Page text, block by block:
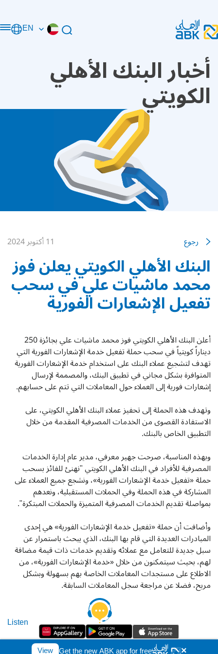
EN
أخبار البنك الأهلي
الكويتي
Listen
رجوع 11 أكتوبر 2024
البنك الأهلي الكويتي يعلن فوز
محمد ماشيات علي في سحب
تفعيل الإشعارات الفورية
أعلن البنك الأهلي الكويتي فوز محمد ماشيات علي بجائزة 250
ديناراً كويتياً في سحب حملة تفعيل خدمة الإشعارات الفورية التي
تهدف لتشجيع عملاء البنك على استخدام خدمة الإشعارات الفورية
المتوافرة بشكل مجاني في تطبيق البنك، والمصممة لإرسال
إشعارات فورية إلى العملاء حول المعاملات التي تتم على حسابهم.
وتهدف هذه الحملة إلى تحفيز عملاء البنك الأهلي الكويتي، على
الاستفادة القصوى من الخدمات المصرفية المقدمة من خلال
التطبيق الخاص بالبنك.
وبهذه المناسبة، صرحت جهير معرفي، مدير عام إدارة الخدمات
المصرفية للأفراد في البنك الأهلي الكويتي "نهنئ للفائز بسحب
حملة «تفعيل خدمة الإشعارات الفورية»، ونشجع جميع العملاء على
المشاركة في هذه الحملة وفي الحملات المستقبلية، ونعدهم
بمواصلة تقديم الخدمات المصرفية المتميزة والحملات المبتكرة".
وأضافت أن حملة «تفعيل خدمة الإشعارات الفورية» هي إحدى
المبادرات العديدة التي قام بها البنك، الذي يبحث باستمرار عن
سبل جديدة للتعامل مع عملائه وتقديم خدمات ذات قيمة مضافة
لهم، بحيث سيتمكنون من خلال «خدمة الإشعارات الفورية»، من
الاطلاع على مستجدات المعاملات الخاصة بهم بسهولة وبشكل
مريح، فضلا عن مراجعة سجل المعاملات السابقة.
Get the new ABK app for free
View حقوق الطبع والنشر © 2026 .البنك الأهلي الكويتي. كل الحقوق محفوظة